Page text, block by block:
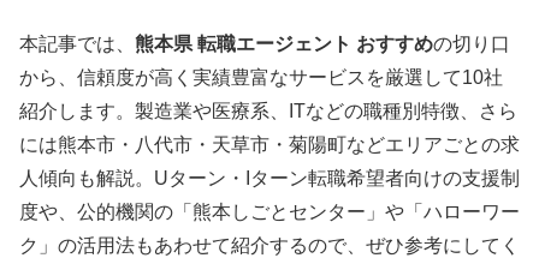
本記事では、 熊本県 転職エージェント おすすめの切り口
から、信頼度が高く実績豊富なサービスを厳選して10社
紹介します。製造業や医療系、ITなどの職種別特徴、さら
には熊本市・八代市・天草市・菊陽町などエリアごとの求
人傾向も解説。Uターン・Iターン転職希望者向けの支援制
度や、公的機関の「熊本しごとセンター」や「ハローワー
ク」の活用法もあわせて紹介するので、ぜひ参考にしてく